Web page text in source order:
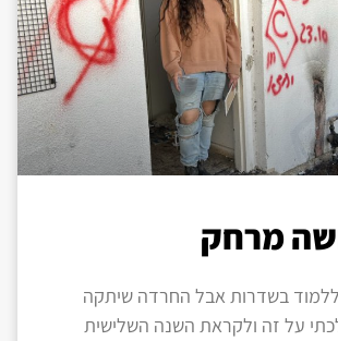
מרחק
ללמוד בשדרות אבל החרדה שיתקה
על זה ולקראת השנה השלישית